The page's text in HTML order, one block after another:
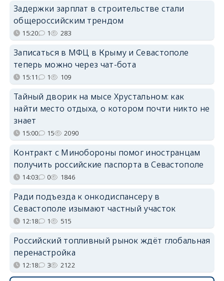
Задержки зарплат в строительстве стали
общероссийским трендом
15:20 1 283
Записаться в МФЦ в Крыму и Севастополе
теперь можно через чат-бота
15:11 1 109
Тайный дворик на мысе Хрустальном: как
найти место отдыха, о котором почти никто не
знает
15:00 15 2090
Контракт с Минобороны помог иностранцам
получить российские паспорта в Севастополе
14:03 0 1846
Ради подъезда к онкодиспансеру в
Севастополе изымают частный участок
12:18 1 515
Российский топливный рынок ждёт глобальная
перенастройка
12:18 3 2122